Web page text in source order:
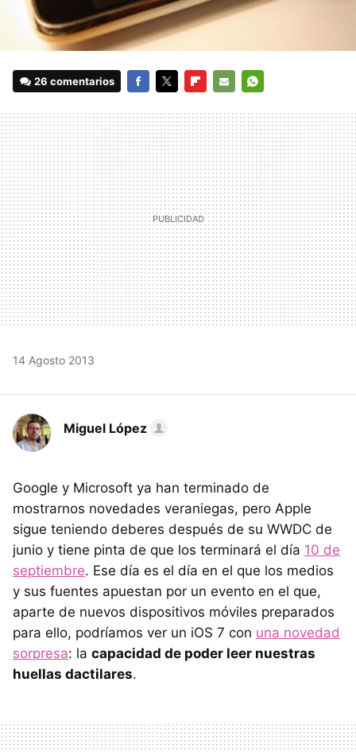
26 comentarios
MAIL
14 Agosto 2013
Miguel López
Google y Microsoft ya han terminado de
mostrarnos novedades veraniegas, pero Apple
sigue teniendo deberes después de su WWDC de
junio y tiene pinta de que los terminará el día 10 de
septiembre. Ese día es el día en el que los medios
y sus fuentes apuestan por un evento en el que,
aparte de nuevos dispositivos móviles preparados
para ello, podríamos ver un iOS 7 con una novedad
sorpresa: la capacidad de poder leer nuestras
huellas dactilares.